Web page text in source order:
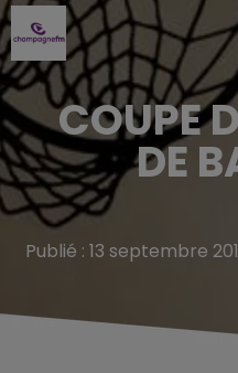
COUPE
DE
Publié : 13 septembre